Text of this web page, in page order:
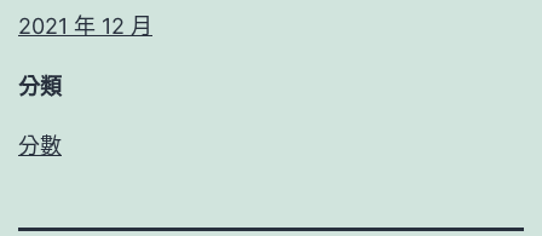
2021 年 12 月
分類
分數